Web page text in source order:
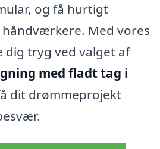
og få hurtigt
Med vores
dig tryg ved valget af
med fladt tag i
dit drømmeprojekt